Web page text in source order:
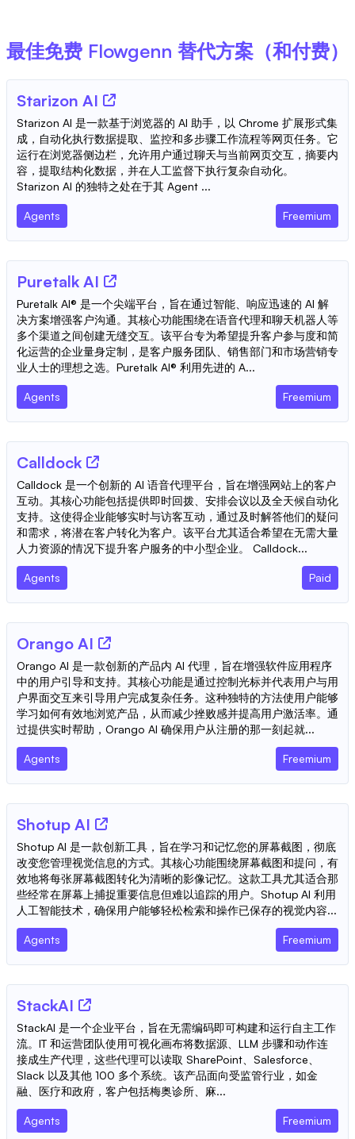
最佳免费 Flowgenn 替代方案（和付费）
Starizon AI
Starizon AI 是一款基于浏览器的 AI 助手，以 Chrome 扩展形式集
成，自动化执行数据提取、监控和多步骤工作流程等网页任务。它
运行在浏览器侧边栏，允许用户通过聊天与当前网页交互，摘要内
容，提取结构化数据，并在人工监督下执行复杂自动化。
Starizon AI 的独特之处在于其 Agent ...
Agents Freemium
Puretalk AI
Puretalk AI® 是一个尖端平台，旨在通过智能、响应迅速的 AI 解
决方案增强客户沟通。其核心功能围绕在语音代理和聊天机器人等
多个渠道之间创建无缝交互。该平台专为希望提升客户参与度和简
化运营的企业量身定制，是客户服务团队、销售部门和市场营销专
业人士的理想之选。Puretalk AI® 利用先进的 A...
Agents Freemium
Calldock
Calldock 是一个创新的 AI 语音代理平台，旨在增强网站上的客户
互动。其核心功能包括提供即时回拨、安排会议以及全天候自动化
支持。这使得企业能够实时与访客互动，通过及时解答他们的疑问
和需求，将潜在客户转化为客户。该平台尤其适合希望在无需大量
人力资源的情况下提升客户服务的中小型企业。 Calldock...
Agents Paid
Orango AI
Orango AI 是一款创新的产品内 AI 代理，旨在增强软件应用程序
中的用户引导和支持。其核心功能是通过控制光标并代表用户与用
户界面交互来引导用户完成复杂任务。这种独特的方法使用户能够
学习如何有效地浏览产品，从而减少挫败感并提高用户激活率。通
过提供实时帮助，Orango AI 确保用户从注册的那一刻起就...
Agents Freemium
Shotup AI
Shotup AI 是一款创新工具，旨在学习和记忆您的屏幕截图，彻底
改变您管理视觉信息的方式。其核心功能围绕屏幕截图和提问，有
效地将每张屏幕截图转化为清晰的影像记忆。这款工具尤其适合那
些经常在屏幕上捕捉重要信息但难以追踪的用户。Shotup AI 利用
人工智能技术，确保用户能够轻松检索和操作已保存的视觉内容...
Agents Freemium
StackAI
StackAI 是一个企业平台，旨在无需编码即可构建和运行自主工作
流。IT 和运营团队使用可视化画布将数据源、LLM 步骤和动作连
接成生产代理，这些代理可以读取 SharePoint、Salesforce、
Slack 以及其他 100 多个系统。该产品面向受监管行业，如金
融、医疗和政府，客户包括梅奥诊所、麻...
Agents Freemium